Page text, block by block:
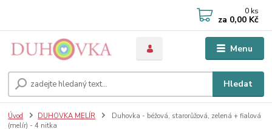
Menu
Hledat
0 ks
za 0,00 Kč
Úvod DUHOVKA MELÍR
Duhovka - béžová, starorůžová, zelená + fialová
(melír) - 4 nitka